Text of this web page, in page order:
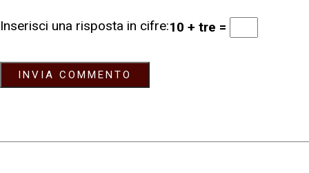
Inserisci una risposta in cifre:10 + tre =